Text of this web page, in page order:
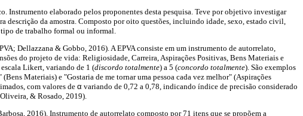
Instrumento elaborado pelos proponentes desta pesquisa. Teve por objetivo investigar
descrição da amostra. Composto por oito questões, incluindo idade, sexo, estado civil,
de trabalho formal ou informal.
Dellazzana & Gobbo, 2016). A EPVA consiste em um instrumento de autorrelato,
do projeto de vida: Religiosidade, Carreira, Aspirações Positivas, Bens Materiais e
Likert, variando de 1 (discordo totalmente) a 5 (concordo totalmente). São exemplos
Materiais) e "Gostaria de me tornar uma pessoa cada vez melhor" (Aspirações
com valores de α variando de 0,72 a 0,78, indicando índice de precisão considerado
& Rosado, 2019).
2016). Instrumento de autorrelato composto por 71 itens que se propõem a